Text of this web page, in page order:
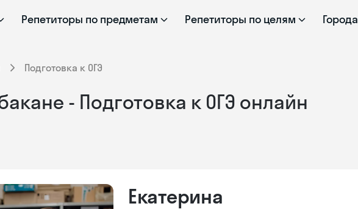
Репетиторы по предметам Репетиторы по целям Города
Подготовка к ОГЭ
- Подготовка к ОГЭ онлайн
Екатерина